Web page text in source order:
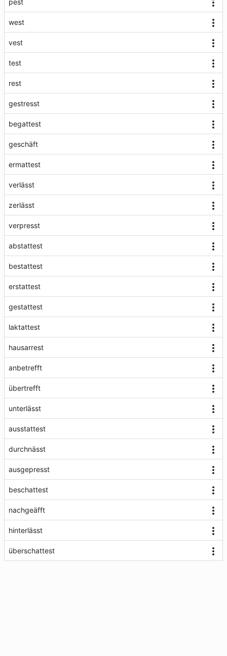
pest
west
vest
test
rest
gestresst
begattest
geschäft
ermattest
verlässt
zerlässt
verpresst
abstattest
bestattest
erstattest
gestattest
laktattest
hausarrest
anbetrefft
übertrefft
unterlässt
ausstattest
durchnässt
ausgepresst
beschattest
nachgeäfft
hinterlässt
überschattest